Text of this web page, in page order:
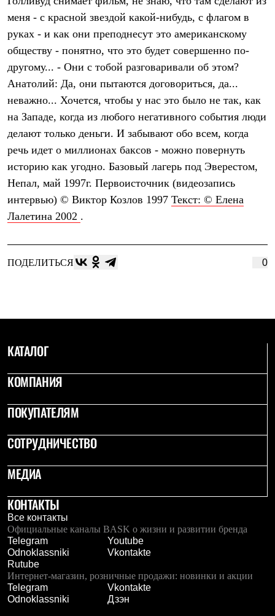
Текст: © Елена
Лалетина 2002 .
ПОДЕЛИТЬСЯ 0
КАТАЛОГ
КОМПАНИЯ
ПОКУПАТЕЛЯМ
СОТРУДНИЧЕСТВО
МЕДИА
КОНТАКТЫ
Все контакты
Официальные каналы BASK о жизни и развитии бренда
Telegram
Youtube
Odnoklassniki
Vkontakte
Rutube
Интернет-магазин, розничные продажи: новинки и акции
Telegram
Vkontakte
Odnoklassniki
Дзэн